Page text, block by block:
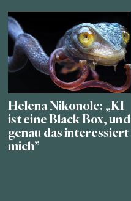
Helena Nikonole: „KI
ist eine Black Box, und
genau das interessiert
mich”